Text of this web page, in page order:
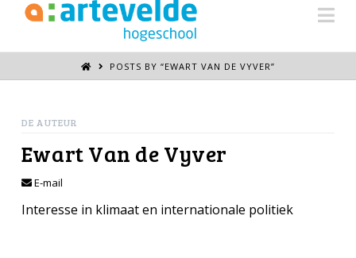
POSTS BY “EWART VAN DE VYVER”
DE AUTEUR
Ewart Van de Vyver
E-mail
Interesse in klimaat en internationale politiek